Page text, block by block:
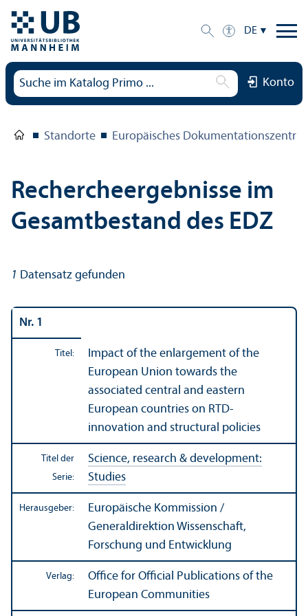
DE
Konto
Standorte Europäisches
Rechercheergebnisse im
Gesamtbestand des EDZ
1 Datensatz gefunden
Nr. 1
Titel:
Impact of the enlargement of the
European Union towards the
associated central and eastern
European countries on RTD-
innovation and structural policies
Titel der
Serie:
Science, research & development:
Studies
Herausgeber:
Europäische Kommission /
Generaldirektion Wissenschaft,
Forschung und Entwicklung
Verlag:
Office for Official Publications of the
European Communities